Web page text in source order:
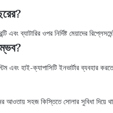
ব্যাটারির ওপর নির্দিষ্ট মেয়াদের
এবং হাই-ক্যাপাসিটি ইনভার্টার ব্যবহার
আওতায় সহজ কিস্তিতে সোলার সুবিধা দিয়ে